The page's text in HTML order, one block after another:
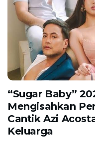
“Sugar Baby”
Mengisahkan
Cantik Azi
Keluarga